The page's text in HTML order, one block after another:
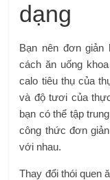
dạng
Bạn nên đơn giản
cách ăn uống
calo tiêu thụ của
và độ tươi của
bạn có thể tập
công thức đơn
với nhau.
Thay đổi thói quen